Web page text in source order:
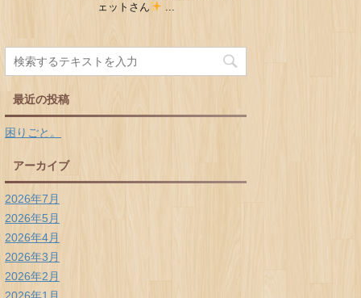
ェットさん
...
最近の投稿
困りごと。
アーカイブ
2026年7月
2026年5月
2026年4月
2026年3月
2026年2月